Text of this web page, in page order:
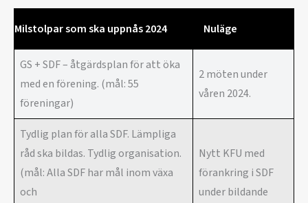
Milstolpar som ska uppnås 2024 Nuläge
GS + SDF – åtgärdsplan för att öka
med en förening. (mål: 55
föreningar)
2 möten under
våren 2024.
Tydlig plan för alla SDF. Lämpliga
råd ska bildas. Tydlig organisation.
(mål: Alla SDF har mål inom växa
och
Nytt KFU med
förankring i SDF
under bildande